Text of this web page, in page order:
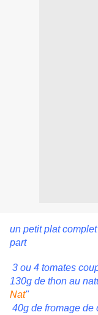
un petit plat
part
3 ou 4 tomates
130g de thon au
Nat"
40g de fromage de